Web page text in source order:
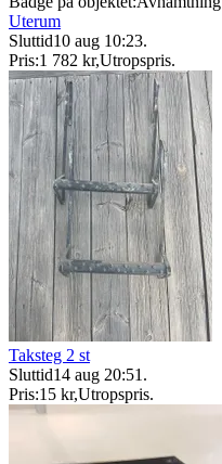
Uterum
Sluttid10 aug 10:23.
Pris:1 782 kr,Utropspris.
Taksteg 2 st
Sluttid14 aug 20:51 .
Pris:15 kr,Utropspris.